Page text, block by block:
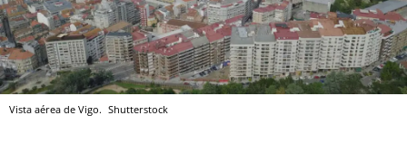
Vista aérea de Vigo. Shutterstock